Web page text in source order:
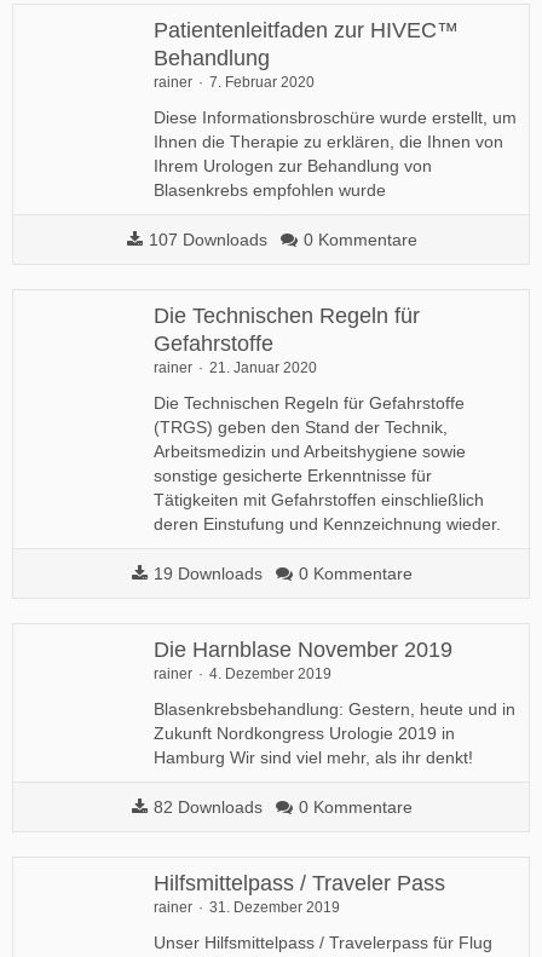
Patientenleitfaden zur HIVEC™
Behandlung
rainer 7. Februar 2020
Diese Informationsbroschüre wurde erstellt, um
Ihnen die Therapie zu erklären, die Ihnen von
Ihrem Urologen zur Behandlung von
Blasenkrebs empfohlen wurde
107 Downloads 0 Kommentare
​Die Technischen Regeln für
Gefahrstoffe
rainer 21. Januar 2020
​Die Technischen Regeln für Gefahrstoffe
(TRGS) geben den Stand der Technik,
Arbeitsmedizin und Arbeitshygiene sowie
sonstige gesicherte Erkenntnisse für
Tätigkeiten mit Gefahrstoffen einschließlich
deren Einstufung und Kennzeichnung wieder.
19 Downloads 0 Kommentare
Die Harnblase November 2019
rainer 4. Dezember 2019
Blasenkrebsbehandlung: Gestern, heute und in
Zukunft Nordkongress Urologie 2019 in
Hamburg Wir sind viel mehr, als ihr denkt!
82 Downloads 0 Kommentare
Hilfsmittelpass / Traveler Pass
rainer 31. Dezember 2019
Unser Hilfsmittelpass / Travelerpass für Flug